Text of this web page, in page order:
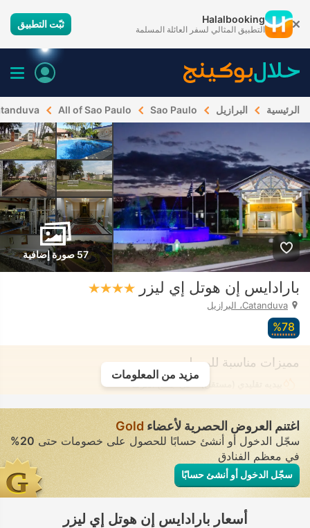
Halalbooking
التطبيق المثالي لسفر العائلة المسلمة ثبّت التطبيق
الرئيسية البرازيل Sao Paulo
All of Sao Paulo
57 صورة إضافية
بارادايس إن هوتل إي ليزر
Catanduva، البرازيل
78‏%
مميزات مناسبة للمسلمين
بيديه تقليدي (مستقل) • في جميع الغرف
مزيد من المعلومات
اغتنم العروض الحصرية لأعضاء Gold
سجّل الدخول أو أنشئ حسابًا للحصول على خصومات حتى20%
في معظم الفنادق
سجّل الدخول أو أنشئ حسابًا
أسعار بارادايس إن هوتل إي ليزر